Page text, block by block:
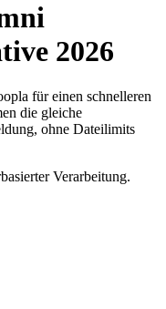
2026
für einen schnelleren
die gleiche
ohne Dateilimits
Verarbeitung.